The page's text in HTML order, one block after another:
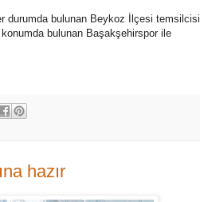
durumda bulunan Beykoz İlçesi temsilcisi
bulunan Başakşehirspor ile
hazır